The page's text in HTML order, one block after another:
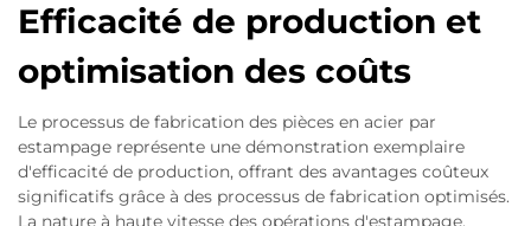
Efficacité de production et
optimisation des coûts
Le processus de fabrication des pièces en acier par
estampage représente une démonstration exemplaire
d'efficacité de production, offrant des avantages coûteux
significatifs grâce à des processus de fabrication optimisés.
La nature à haute vitesse des opérations d'estampage,